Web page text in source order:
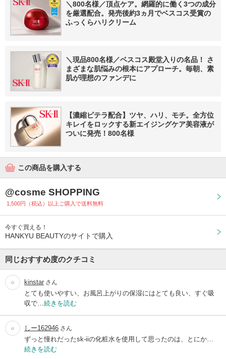
＼800名様／頂点ケア。網羅的に働く3つの成分
を厳選配合。発売後約3ヵ月でベスコス受賞の
ふっくらハリクリーム
＼現品800名様／ベスコス殿堂入りの名品！ さ
まざまな肌悩みの根本にアプローチ。毎朝、素
肌が理想のファンデに
【濃縮ピテラ配合】ツヤ、ハリ、モチ。全方位
キレイをロックする新エイジングケア美容液が
ついに発売！800名様
この商品を購入する
@cosme SHOPPING
1,500円（税込）以上ご購入で送料無料
今すぐ買える！
HANKYU BEAUTYのサイトで購入
同じおすすめ度のクチコミ
kinstar さん
とても使いやすい、お風呂上がりの保湿にはとても良い、すぐ吸
収で… 続きを読む
しー162946 さん
ずっと憧れだったsk-iiの化粧水を使用して思ったのは、とにか…
続きを読む